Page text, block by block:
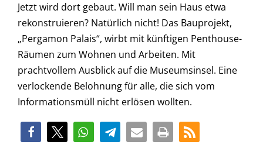
Jetzt wird dort gebaut. Will man sein Haus etwa
rekonstruieren? Natürlich nicht! Das Bauprojekt,
„Pergamon Palais“, wirbt mit künftigen Penthouse-
Räumen zum Wohnen und Arbeiten. Mit
prachtvollem Ausblick auf die Museumsinsel. Eine
verlockende Belohnung für alle, die sich vom
Informationsmüll nicht erlösen wollten.